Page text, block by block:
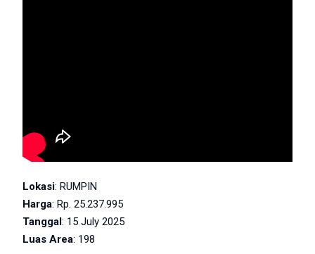
Lokasi: RUMPIN
Harga: Rp. 25.237.995
Tanggal : 15 July 2025
Luas Area: 198